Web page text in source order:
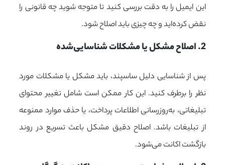
این ایمیل را به دقت بررسی کنید تا متوجه شوید چه قانونی را
نقض کرده‌اید و چه چیزی باید اصلاح شود.
2. اصلاح مشکل یا مشکلات شناسایی‌شده
پس از شناسایی دلیل ساسپند، باید مشکل یا مشکلات مورد
نظر را برطرف کنید. این کار ممکن است شامل تغییر محتوای
تبلیغاتی، به‌روزرسانی اطلاعات پرداخت، یا حذف موارد ممنوعه
از تبلیغات باشد. اصلاح دقیق مشکل باعث تسریع در روند
بازگشت اکانت می‌شود.